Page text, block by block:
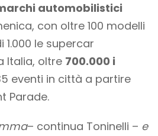
automobilistici
con oltre 100 modelli
le supercar
Italia, oltre 700.000 i
eventi in città a partire
Parade.
– continua Toninelli – e